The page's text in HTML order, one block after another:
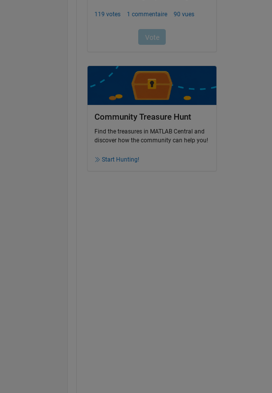
Community Treasure Hunt
Find the treasures in MATLAB Central and
discover how the community can help you!
Start Hunting!